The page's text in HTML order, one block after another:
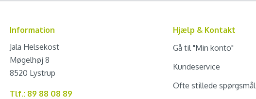
Information
Jala Helsekost
Møgelhøj 8
8520 Lystrup
Tlf.: 89 88 08 89
Hjælp & Kontakt
Gå til "Min konto"
Kundeservice
Ofte stillede spørgsmål